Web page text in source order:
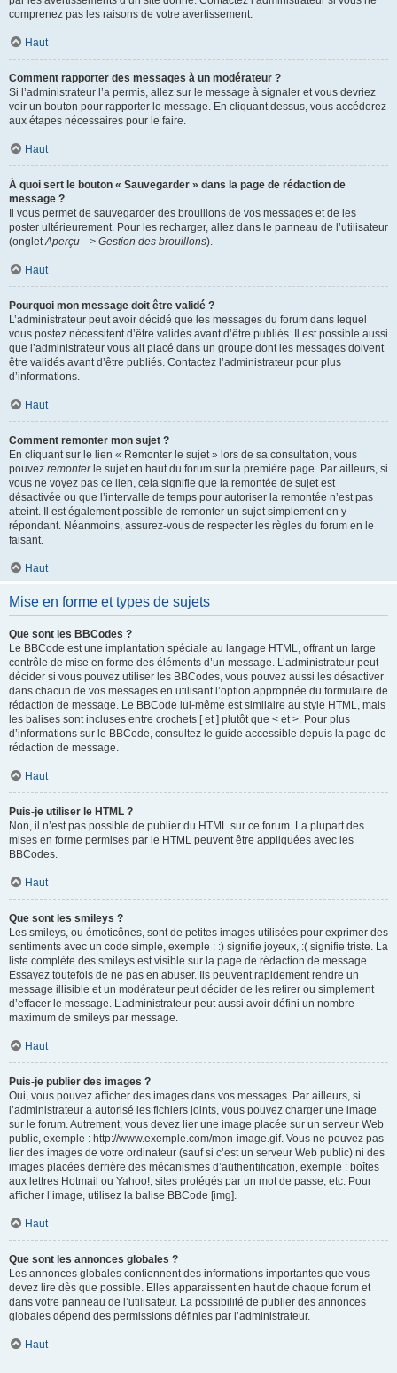
comprenez pas les raisons de votre avertissement.
Haut
Comment rapporter des messages à un modérateur ?
Si l’administrateur l’a permis, allez sur le message à signaler et vous devriez
voir un bouton pour rapporter le message. En cliquant dessus, vous accéderez
aux étapes nécessaires pour le faire.
Haut
À quoi sert le bouton « Sauvegarder » dans la page de rédaction de
message ?
Il vous permet de sauvegarder des brouillons de vos messages et de les
poster ultérieurement. Pour les recharger, allez dans le panneau de l’utilisateur
(ongletAperçu --> Gestion des brouillons).
Haut
Pourquoi mon message doit être validé ?
L’administrateur peut avoir décidé que les messages du forum dans lequel
vous postez nécessitent d’être validés avant d’être publiés. Il est possible aussi
que l’administrateur vous ait placé dans un groupe dont les messages doivent
être validés avant d’être publiés. Contactez l’administrateur pour plus
d’informations.
Haut
Comment remonter mon sujet ?
En cliquant sur le lien « Remonter le sujet » lors de sa consultation, vous
pouvez remonterle sujet en haut du forum sur la première page. Par ailleurs, si
vous ne voyez pas ce lien, cela signifie que la remontée de sujet est
désactivée ou que l’intervalle de temps pour autoriser la remontée n’est pas
atteint. Il est également possible de remonter un sujet simplement en y
répondant. Néanmoins, assurez-vous de respecter les règles du forum en le
faisant.
Haut
Mise en forme et types de sujets
Que sont les BBCodes ?
Le BBCode est une implantation spéciale au langage HTML, offrant un large
contrôle de mise en forme des éléments d’un message. L’administrateur peut
décider si vous pouvez utiliser les BBCodes, vous pouvez aussi les désactiver
dans chacun de vos messages en utilisant l’option appropriée du formulaire de
rédaction de message. Le BBCode lui-même est similaire au style HTML, mais
les balises sont incluses entre crochets [ et ] plutôt que < et >. Pour plus
d’informations sur le BBCode, consultez le guide accessible depuis la page de
rédaction de message.
Haut
Puis-je utiliser le HTML ?
Non, il n’est pas possible de publier du HTML sur ce forum. La plupart des
mises en forme permises par le HTML peuvent être appliquées avec les
BBCodes.
Haut
Que sont les smileys ?
Les smileys, ou émoticônes, sont de petites images utilisées pour exprimer des
sentiments avec un code simple, exemple : :) signifie joyeux, :( signifie triste. La
liste complète des smileys est visible sur la page de rédaction de message.
Essayez toutefois de ne pas en abuser. Ils peuvent rapidement rendre un
message illisible et un modérateur peut décider de les retirer ou simplement
d’effacer le message. L’administrateur peut aussi avoir défini un nombre
maximum de smileys par message.
Haut
Puis-je publier des images ?
Oui, vous pouvez afficher des images dans vos messages. Par ailleurs, si
l’administrateur a autorisé les fichiers joints, vous pouvez charger une image
sur le forum. Autrement, vous devez lier une image placée sur un serveur Web
public, exemple : http://www.exemple.com/mon-image.gif. Vous ne pouvez pas
lier des images de votre ordinateur (sauf si c’est un serveur Web public) ni des
images placées derrière des mécanismes d’authentification, exemple : boîtes
aux lettres Hotmail ou Yahoo!, sites protégés par un mot de passe, etc. Pour
afficher l’image, utilisez la balise BBCode [img].
Haut
Que sont les annonces globales ?
Les annonces globales contiennent des informations importantes que vous
devez lire dès que possible. Elles apparaissent en haut de chaque forum et
dans votre panneau de l’utilisateur. La possibilité de publier des annonces
globales dépend des permissions définies par l’administrateur.
Haut